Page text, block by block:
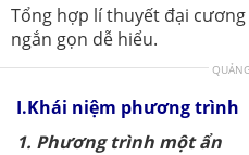
Tổng hợp lí thuyết đại
ngắn gọn dễ hiểu.
I.Khái niệm phương trình
1. Phương trình một ẩn